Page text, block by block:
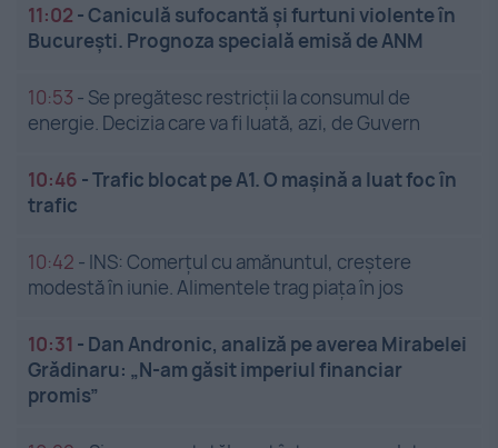
11:02 -Caniculă sufocantă și furtuni violente în
București. Prognoza specială emisă de ANM
10:53 - Se pregătesc restricții la consumul de
energie. Decizia care va fi luată, azi, de Guvern
10:46 -Trafic blocat pe A1. O mașină a luat foc în
trafic
10:42 - INS: Comerțul cu amănuntul, creștere
modestă în iunie. Alimentele trag piața în jos
10:31 - Dan Andronic, analiză pe averea Mirabelei
Grădinaru: „N-am găsit imperiul financiar
promis”